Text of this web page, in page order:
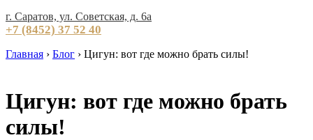
г. Саратов, ул. Советская, д. 6а
+7 (8452) 37 52 40
Главная › Блог › Цигун: вот где можно брать силы!
Цигун: вот где можно брать
силы!